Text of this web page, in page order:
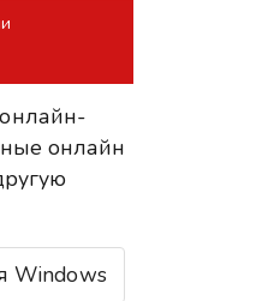
онлайн
Windows